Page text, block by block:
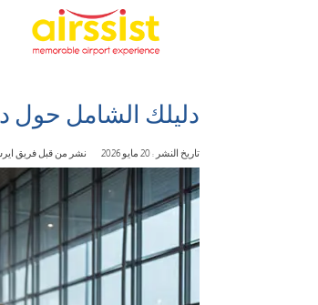
دليلك الشامل حول
تاريخ النشر : 20 مايو 2026 نشر من قبل فريق